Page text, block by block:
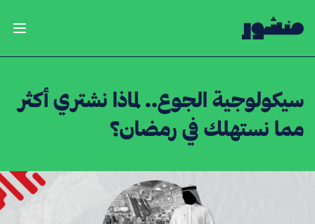
الصفحة الرئيسية
فتح
سيكولوجية الجوع.. لماذا نشتري أكثر
مما نستهلك في رمضان؟